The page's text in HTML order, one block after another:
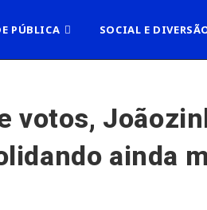
PÚBLICA SOCIAL E
votos,
ainda